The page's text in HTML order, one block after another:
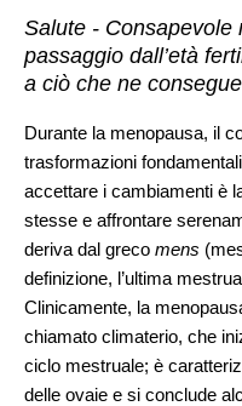
Salute - Consapevole
passaggio dall’età
a ciò che ne consegue
Durante la menopausa, il
trasformazioni
accettare i cambiamenti è
stesse e affrontare
deriva dal greco mens
definizione, l’ultima
Clinicamente, la
chiamato climaterio, che
ciclo mestruale; è
delle ovaie e si conclude